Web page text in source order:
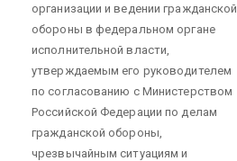
организации и ведении гражданской
обороны в федеральном органе
исполнительной власти,
утверждаемым его руководителем
по согласованию с Министерством
Российской Федерации по делам
гражданской обороны,
чрезвычайным ситуациям и